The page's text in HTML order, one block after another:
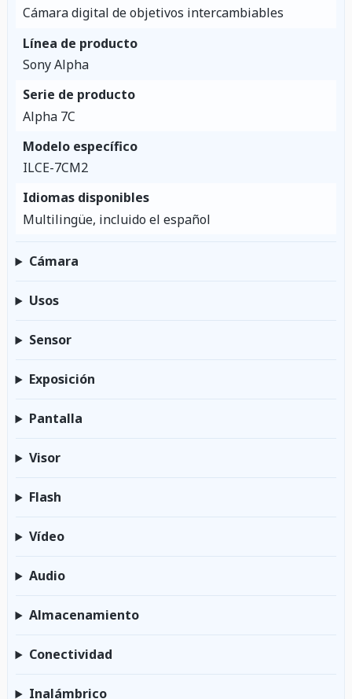
Cámara digital de objetivos intercambiables
Línea de producto
Sony Alpha
Serie de producto
Alpha 7C
Modelo específico
ILCE-7CM2
Idiomas disponibles
Multilingüe, incluido el español
Cámara
Usos
Sensor
Exposición
Pantalla
Visor
Flash
Vídeo
Audio
Almacenamiento
Conectividad
Inalámbrico